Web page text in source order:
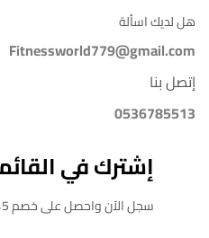
هل لديك اسألة
Fitnessworld779@gmail.com
إتصل بنا
0536785513
إشترك في
سجل الآن واحصل على خصم 5٪ على أي منتج من منتجات عالم الرشاقة